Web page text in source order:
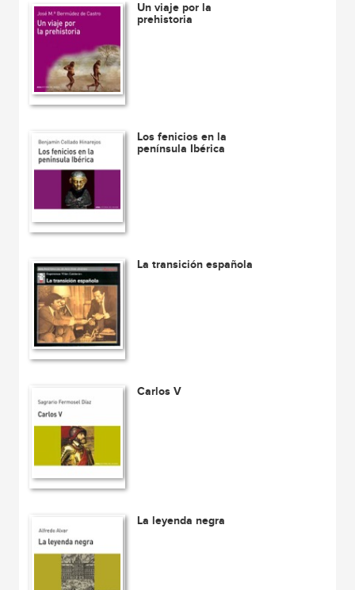
Un viaje por la
prehistoria
Los fenicios en la
península Ibérica
La transición española
Carlos V
La leyenda negra